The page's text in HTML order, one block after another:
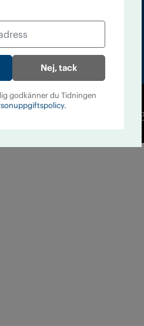
Nej, tack
godkänner du Tidningen